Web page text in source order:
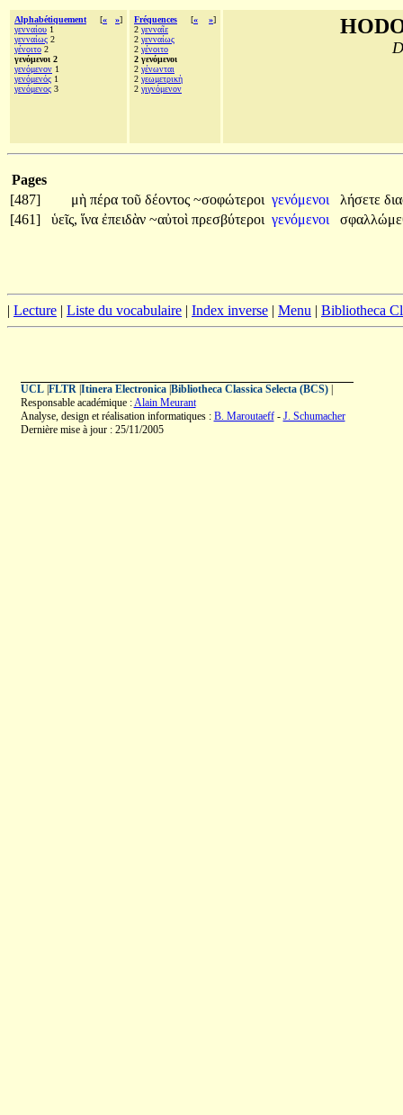
Alphabétiquement [« »]
γενναίου 1
γενναίως 2
γένοιτο 2
γενόμενοι 2
γενόμενον 1
γενόμενός 1
γενόμενος 3
Fréquences [« »]
2 γενναῖε
2 γενναίως
2 γένοιτο
2 γενόμενοι
2 γένωνται
2 γεωμετρικὴ
2 γιγνόμενον
Pages
[487]
μὴ πέρα τοῦ δέοντος ~σοφώτεροι γενόμενοι λήσετε
[461]
ὑεῖς, ἵνα ἐπειδὰν ~αὐτοὶ πρεσβύτεροι γενόμενοι
| Lecture | Liste du vocabulaire | Index inverse | Menu | Bibliotheca
UCL| FLTR| Itinera Electronica| Bibliotheca Classica Selecta (BCS)|
Responsable académique :Alain Meurant
Analyse, design et réalisation informatiques : B. Maroutaeff- J. Schumacher
Dernière mise à jour : 25/11/2005